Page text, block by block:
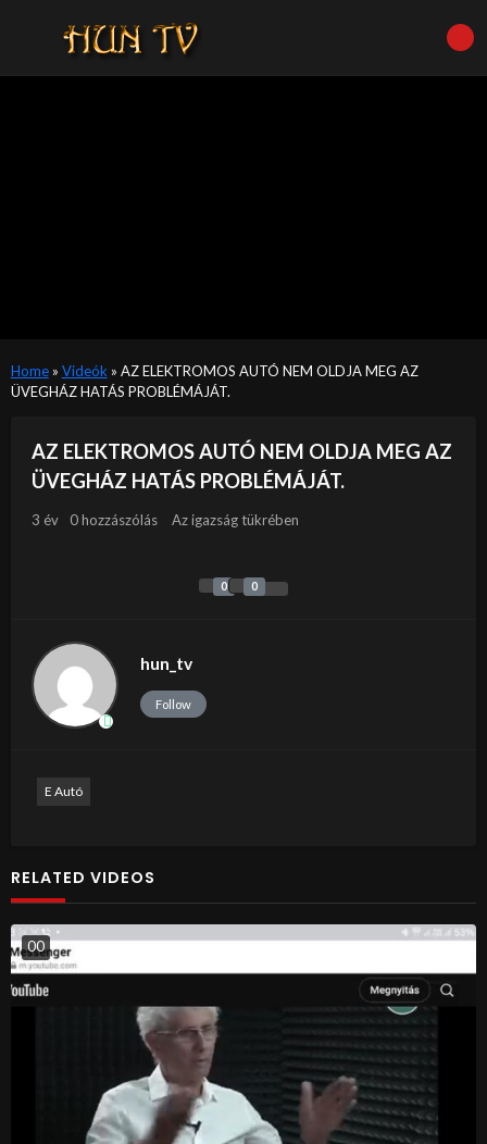
Home» Videók » AZ ELEKTROMOS AUTÓ NEM OLDJA MEG AZ
ÜVEGHÁZ HATÁS PROBLÉMÁJÁT.
AZ ELEKTROMOS AUTÓ NEM OLDJA MEG AZ
ÜVEGHÁZ HATÁS PROBLÉMÁJÁT.
3 év 0 hozzászólás Az igazság tükrében
0 0
hun_tv
Follow
E Autó
RELATED VIDEOS
00